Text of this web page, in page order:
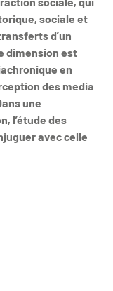
sociale et
d’un
dimension est
en
des media
une
l’étude des
avec celle